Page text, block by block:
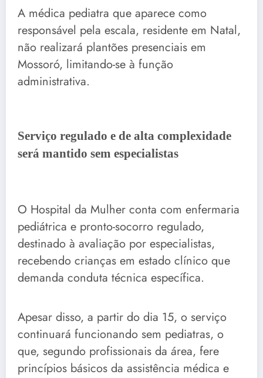
A médica pediatra que aparece como
responsável pela escala, residente em Natal,
não realizará plantões presenciais em
Mossoró, limitando-se à função
administrativa.
Serviço regulado e de alta complexidade
será mantido sem especialistas
O Hospital da Mulher conta com enfermaria
pediátrica e pronto-socorro regulado,
destinado à avaliação por especialistas,
recebendo crianças em estado clínico que
demanda conduta técnica específica.
Apesar disso, a partir do dia 15, o serviço
continuará funcionando sem pediatras, o
que, segundo profissionais da área, fere
princípios básicos da assistência médica e